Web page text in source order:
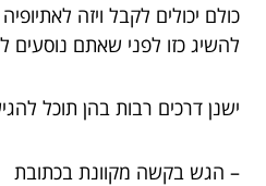
כולם יכולים לקבל ויזה
להשיג כזו לפני שאתם נוסעים
ישנן דרכים רבות בהן תוכל
– הגש בקשה מקוונת בכתובת